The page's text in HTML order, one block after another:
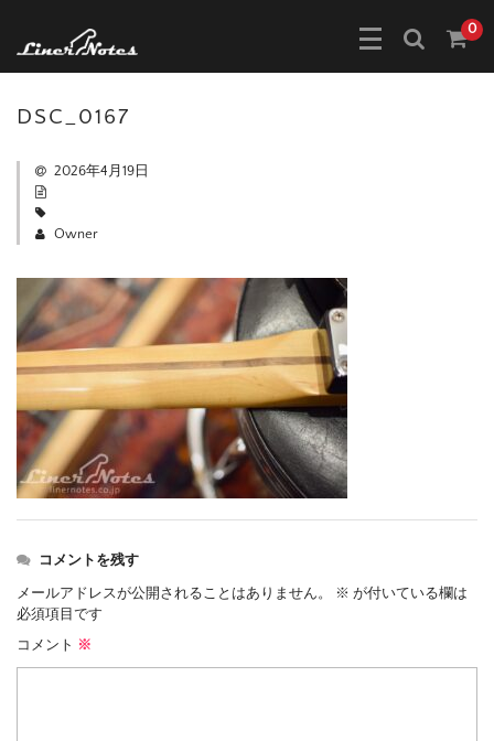
0
DSC_0167
2026年4月19日
Owner
コメントを残す
メールアドレスが公開されることはありません。 ※ が付いている欄は
必須項目です
コメント ※